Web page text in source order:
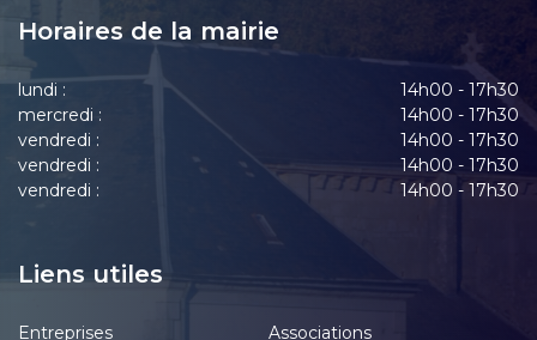
Horaires de la mairie
lundi :
14h00 - 17h30
mercredi :
14h00 - 17h30
vendredi :
14h00 - 17h30
vendredi :
14h00 - 17h30
vendredi :
14h00 - 17h30
Liens utiles
Entreprises Associations